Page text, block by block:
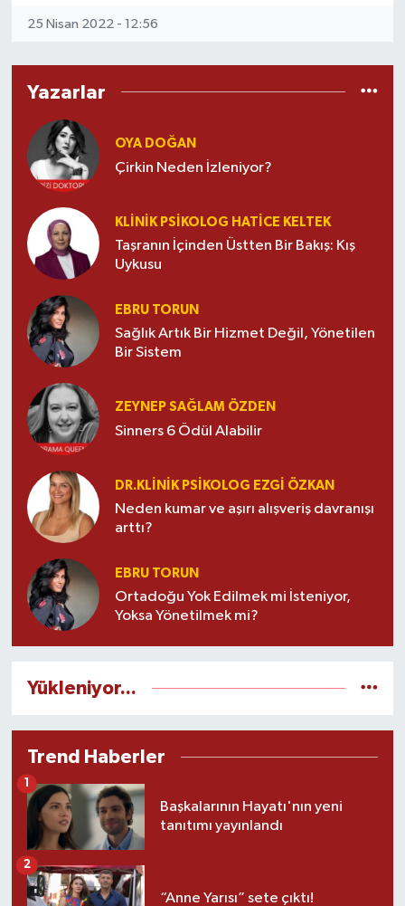
Türkiye’den çıkan işlerin yurt dışındaki
izlenmesini, ilgi görmesini çok önemser.
25 Nisan 2022 - 12:56
Yazarlar
OYA DOĞAN
Çirkin Neden İzleniyor?
KLINIK PSIKOLOG HATICE KELTEK
Taşranın İçinden Üstten Bir Bakış: Kış
Uykusu
EBRU TORUN
Sağlık Artık Bir Hizmet Değil, Yönetilen
Bir Sistem
ZEYNEP SAĞLAM ÖZDEN
Sinners 6 Ödül Alabilir
DR.KLINIK PSIKOLOG EZGI ÖZKAN
Neden kumar ve aşırı alışveriş davranışı
arttı?
EBRU TORUN
Ortadoğu Yok Edilmek mi İsteniyor,
Yoksa Yönetilmek mi?
Yükleniyor...
Trend Haberler
Başkalarının Hayatı'nın yeni
tanıtımı yayınlandı
1
“Anne Yarısı” sete çıktı!
2